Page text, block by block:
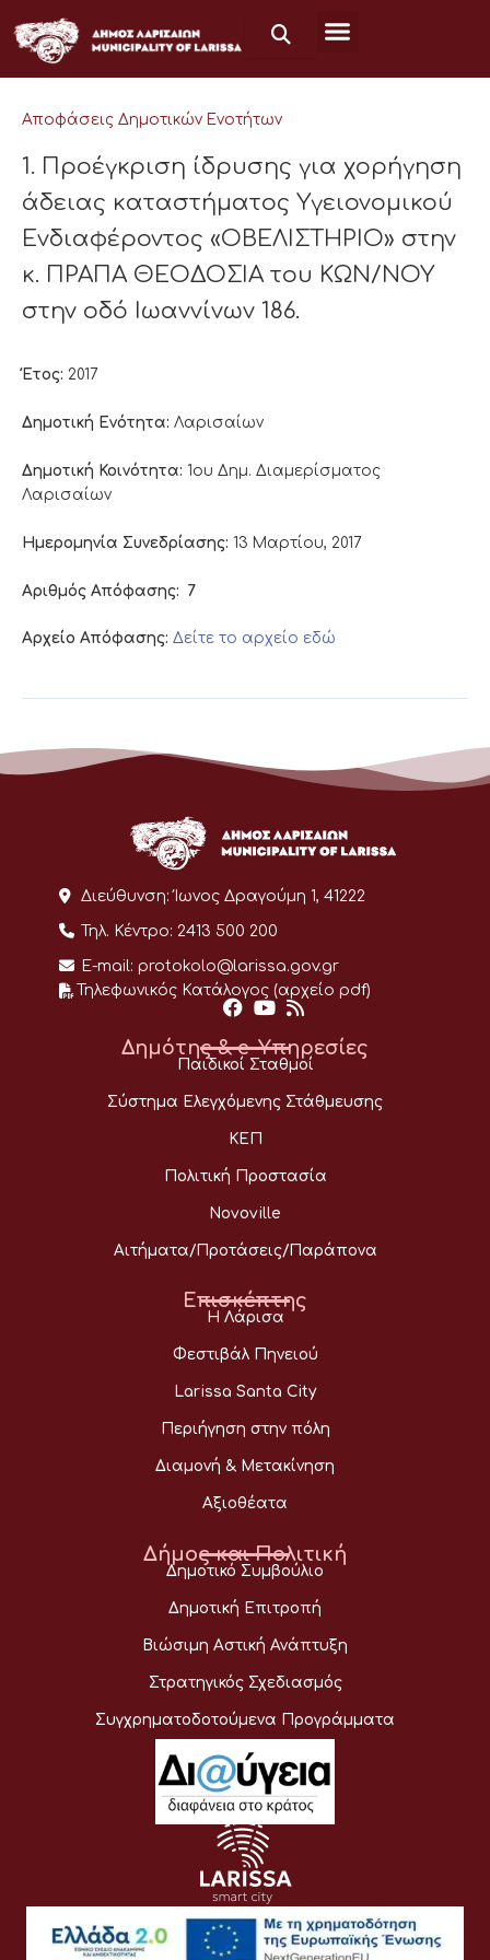
στο
περιεχόμενο
Αποφάσεις Δημοτικών Ενοτήτων
1. Προέγκριση ίδρυσης για χορήγηση
άδειας καταστήματος Υγειονομικού
Ενδιαφέροντος «ΟΒΕΛΙΣΤΗΡΙΟ» στην
κ. ΠΡΑΠΑ ΘΕΟΔΟΣΙΑ του ΚΩΝ/ΝΟΥ
στην οδό Ιωαννίνων 186.
Έτος: 2017
Δημοτική Ενότητα: Λαρισαίων
Δημοτική Κοινότητα: 1ου Δημ. Διαμερίσματος
Λαρισαίων
Ημερομηνία Συνεδρίασης: 13 Μαρτίου, 2017
Αριθμός Απόφασης: 7
Αρχείο Απόφασης: Δείτε το αρχείο εδώ
Διεύθυνση: Ίωνος Δραγούμη 1, 41222
Τηλ. Κέντρο: 2413 500 200
E-mail: protokolo@larissa.gov.gr
Τηλεφωνικός Κατάλογος (αρχείο pdf)
Δημότης & e-Υπηρεσίες
Παιδικοί Σταθμοί
Σύστημα Ελεγχόμενης Στάθμευσης
ΚΕΠ
Πολιτική Προστασία
Novoville
Αιτήματα/Προτάσεις/Παράπονα
Επισκέπτης
Η Λάρισα
Φεστιβάλ Πηνειού
Larissa Santa City
Περιήγηση στην πόλη
Διαμονή & Μετακίνηση
Αξιοθέατα
Δήμος και Πολιτική
Δημοτικό Συμβούλιο
Δημοτική Επιτροπή
Βιώσιμη Αστική Ανάπτυξη
Στρατηγικός Σχεδιασμός
Συγχρηματοδοτούμενα Προγράμματα